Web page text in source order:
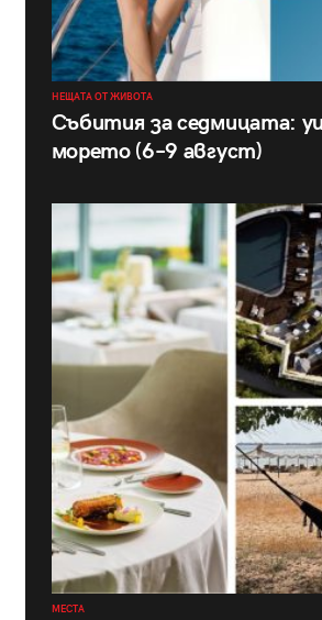
НЕЩАТА ОТ ЖИВОТА
Събития за седмицата:
морето (6–9 август)
МЕСТА